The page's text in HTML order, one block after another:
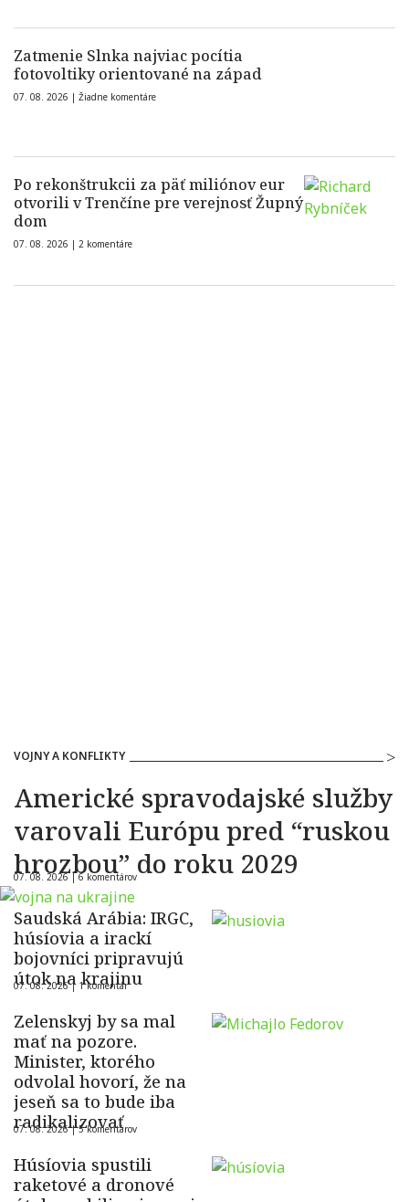
Zatmenie Slnka najviac pocítia
fotovoltiky orientované na západ
07. 08. 2026 | Žiadne komentáre
Po rekonštrukcii za päť miliónov eur
otvorili v Trenčíne pre verejnosť Župný
dom
07. 08. 2026 | 2 komentáre
VOJNY A KONFLIKTY
Americké spravodajské služby
varovali Európu pred “ruskou
hrozbou” do roku 2029
07. 08. 2026 |6 komentárov
Saudská Arábia: IRGC,
húsíovia a irackí
bojovníci pripravujú
útok na krajinu
07. 08. 2026 | 1 komentár
Zelenskyj by sa mal
mať na pozore.
Minister, ktorého
odvolal hovorí, že na
jeseň sa to bude iba
radikalizovať
07. 08. 2026 |5 komentárov
Húsíovia spustili
raketové a dronové